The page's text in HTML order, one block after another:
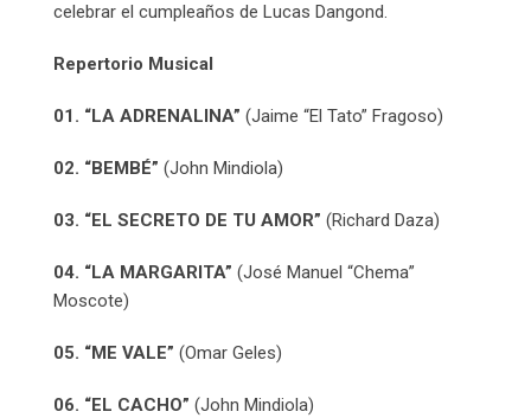
celebrar el cumpleaños de Lucas Dangond.
Repertorio Musical
01. “LA ADRENALINA” (Jaime “El Tato” Fragoso)
02. “BEMBÉ” (John Mindiola)
03. “EL SECRETO DE TU AMOR” (Richard Daza)
04. “LA MARGARITA” (José Manuel “Chema”
Moscote)
05. “ME VALE” (Omar Geles)
06. “EL CACHO” (John Mindiola)